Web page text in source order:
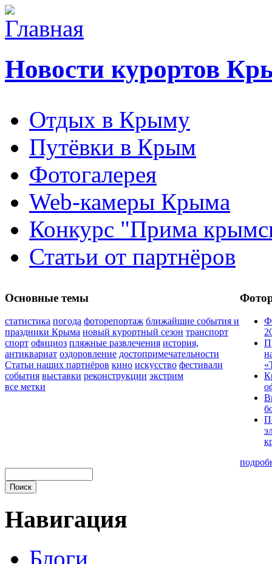
Новости курортов
Отдых в Крыму
Путёвки в Крым
Фотогалерея
Web-камеры Крыма
Конкурс "Прима
Статьи от партнёров
Основные темы
статистика погода фоторепортаж ближайшие события и
праздники Крыма новый курортный сезон транспорт
спорт официоз пляжные развлечения история,
антиквариат оздоровление достопримечательности
Статьи наших партнёров кино искусство фестивали
события выставки реконструкции экстрим
все метки
Навигация
Блоги